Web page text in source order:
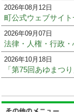
2026年08月12日
町公式ウェブサイ
2026年09月07日
法律・人権・行政
2026年10月18日
「第75回あゆまつり